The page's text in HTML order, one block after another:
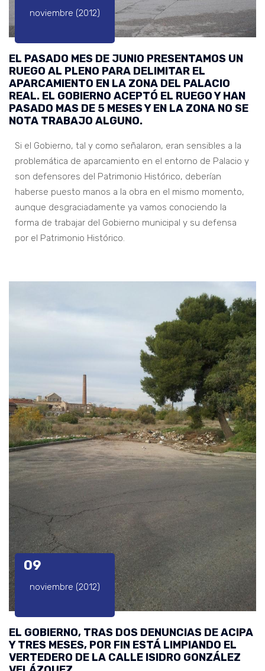
noviembre (2012)
EL PASADO MES DE JUNIO PRESENTAMOS UN
RUEGO AL PLENO PARA DELIMITAR EL
APARCAMIENTO EN LA ZONA DEL PALACIO
REAL. EL GOBIERNO ACEPTÓ EL RUEGO Y HAN
PASADO MAS DE 5 MESES Y EN LA ZONA NO SE
NOTA TRABAJO ALGUNO.
Si el Gobierno, tal y como señalaron, eran sensibles a la
problemática de aparcamiento en el entorno de Palacio y
son defensores del Patrimonio Histórico, deberían
haberse puesto manos a la obra en el mismo momento,
aunque desgraciadamente ya vamos conociendo la
forma de trabajar del Gobierno municipal y su defensa
por el Patrimonio Histórico.
09
noviembre (2012)
EL GOBIERNO, TRAS DOS DENUNCIAS DE ACIPA
Y TRES MESES, POR FIN ESTÁ LIMPIANDO EL
VERTEDERO DE LA CALLE ISIDRO GONZÁLEZ